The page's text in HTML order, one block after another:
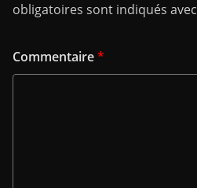
obligatoires sont indiqués avec
Commentaire*